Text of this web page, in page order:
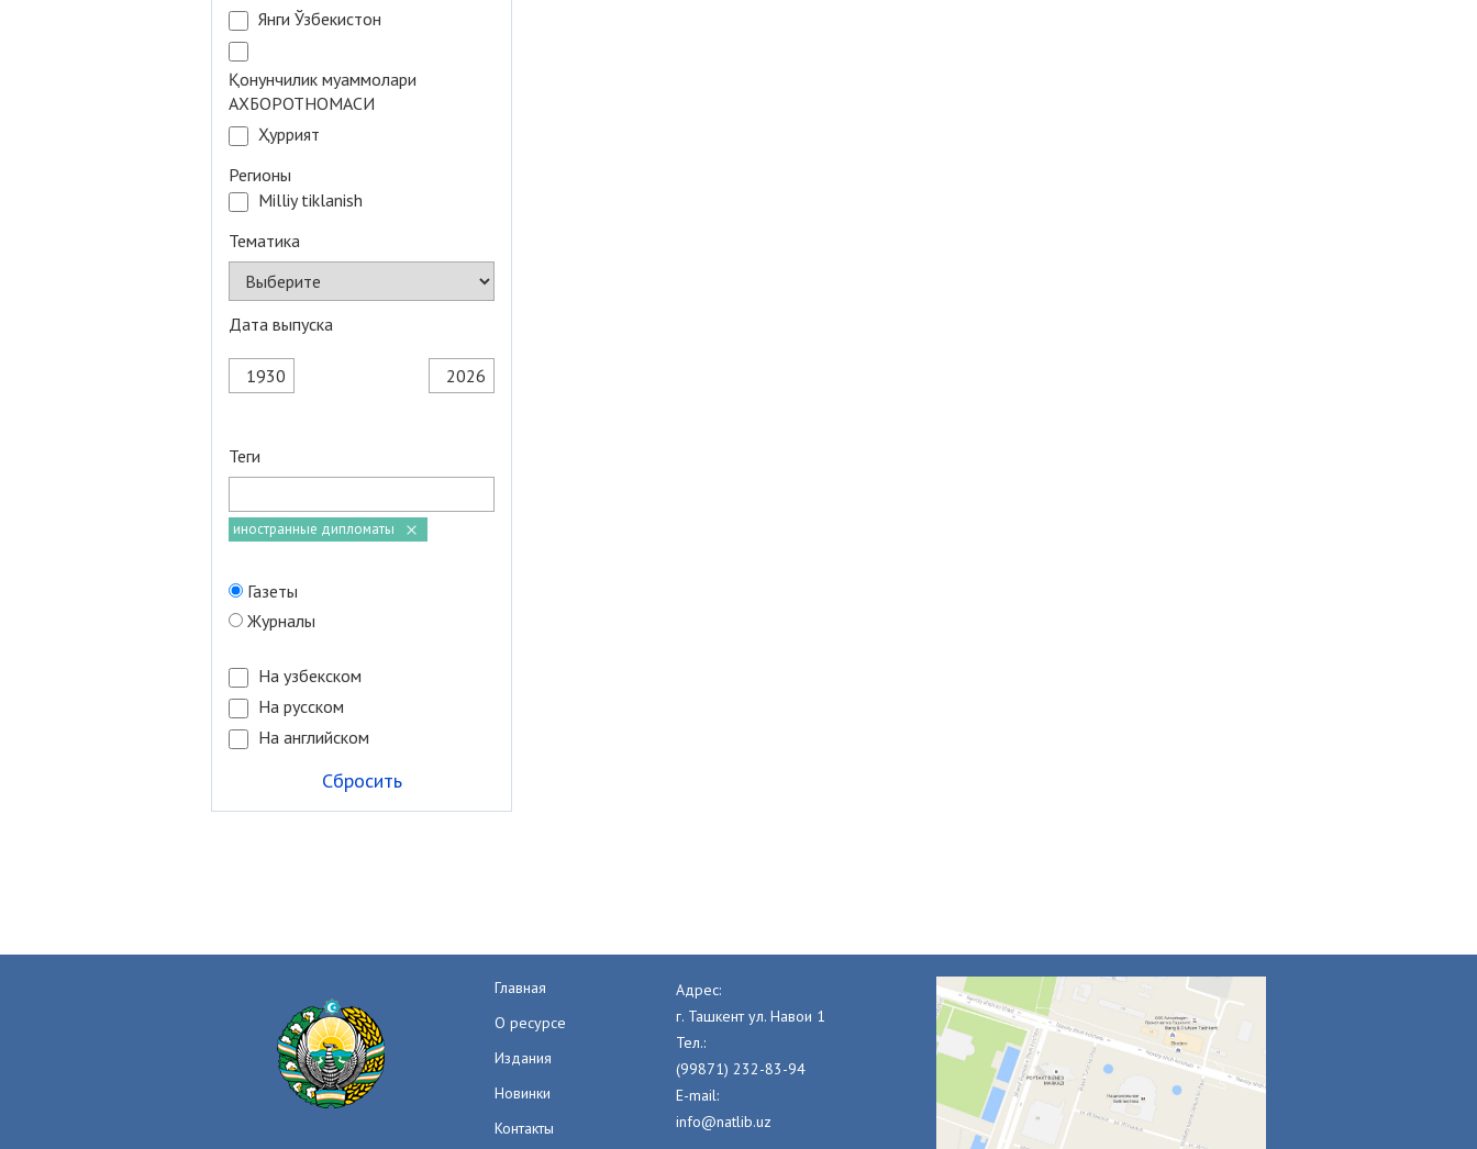
Янги Ўзбекистон
Қонунчилик муаммолари
АХБОРОТНОМАСИ
Ҳуррият
Регионы
Milliy tiklanish
Тематика
Дата выпуска
Теги
иностранные дипломаты
Газеты
Журналы
На узбекском
На русском
На английском
Сбросить
Главная
О ресурсе
Издания
Новинки
Контакты
Адрес:
г. Ташкент ул. Навои 1
Тел.:
(99871) 232-83-94
E-mail:
info@natlib.uz